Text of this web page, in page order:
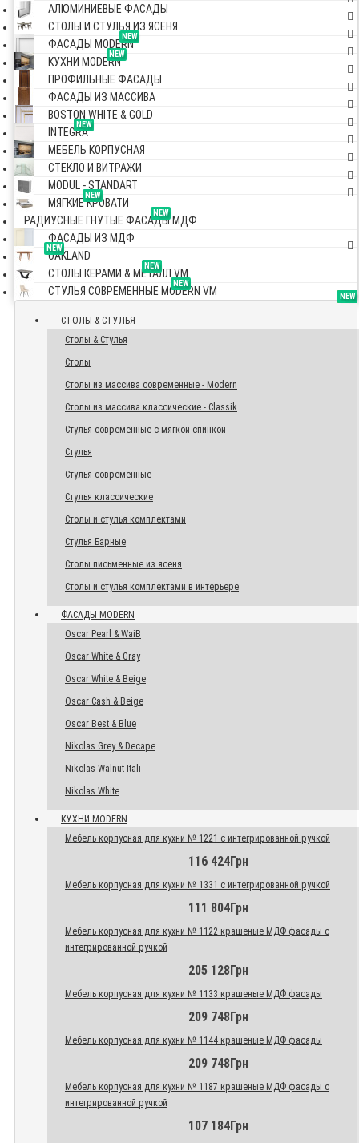
АЛЮМИНИЕВЫЕ ФАСАДЫ
СТОЛЫ И СТУЛЬЯ ИЗ ЯСЕНЯ
NEW
ФАСАДЫ MODERN
NEW
КУХНИ MODERN
ПРОФИЛЬНЫЕ ФАСАДЫ
ФАСАДЫ ИЗ МАССИВА
BOSTON WHITE & GOLD
NEW
INTEGRA
МЕБЕЛЬ КОРПУСНАЯ
СТЕКЛО И ВИТРАЖИ
MODUL - STANDART
NEW
МЯГКИЕ КРОВАТИ
NEW
РАДИУСНЫЕ ГНУТЫЕ ФАСАДЫ МДФ
ФАСАДЫ ИЗ МДФ
NEW
OAKLAND
NEW
СТОЛЫ КЕРАМИ & МЕТАЛЛ VM
NEW
СТУЛЬЯ СОВРЕМЕННЫЕ MODERN VM TOP
СТОЛЫ & СТУЛЬЯ
Столы & Стулья
Столы
Столы из массива современные - Modern
Столы из массива классические - Classik
Стулья современные с мягкой спинкой
Стулья
Стулья современные
Стулья классические
Столы и стулья комплектами
Стулья Барные
Столы письменные из ясеня
Столы и стулья комплектами в интерьере
NEW
ФАСАДЫ MODERN
Oscar Pearl & WaiB
Oscar White & Gray
Oscar White & Beige
Oscar Cash & Beige
Oscar Best & Blue
Nikolas Grey & Decape
Nikolas Walnut Itali
Nikolas White
NEW
КУХНИ MODERN
Мебель корпусная для кухни № 1221 с интегрированной ручкой
116 424Грн
Мебель корпусная для кухни № 1331 с интегрированной ручкой
111 804Грн
Мебель корпусная для кухни № 1122 крашеные МДФ фасады с
интегрированной ручкой
205 128Грн
Мебель корпусная для кухни № 1133 крашеные МДФ фасады
209 748Грн
Мебель корпусная для кухни № 1144 крашеные МДФ фасады
209 748Грн
Мебель корпусная для кухни № 1187 крашеные МДФ фасады с
интегрированной ручкой
107 184Грн
NEW